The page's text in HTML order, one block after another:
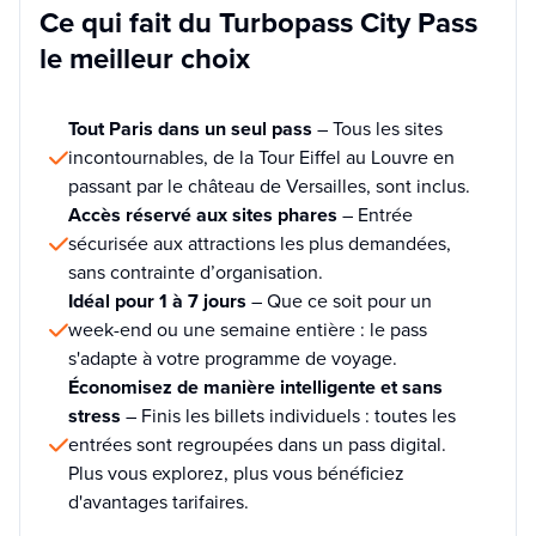
Ce qui fait du Turbopass City Pass
le meilleur choix
Tout Paris dans un seul pass – Tous les sites
incontournables, de la Tour Eiffel au Louvre en
passant par le château de Versailles, sont inclus.
Accès réservé aux sites phares – Entrée
sécurisée aux attractions les plus demandées,
sans contrainte d’organisation.
Idéal pour 1 à 7 jours – Que ce soit pour un
week-end ou une semaine entière : le pass
s'adapte à votre programme de voyage.
Économisez de manière intelligente et sans
stress – Finis les billets individuels : toutes les
entrées sont regroupées dans un pass digital.
Plus vous explorez, plus vous bénéficiez
d'avantages tarifaires.